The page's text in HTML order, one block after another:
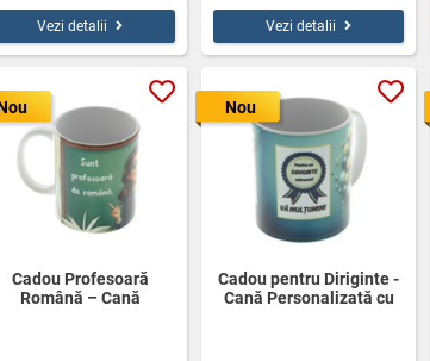
Vezi detalii Vezi detalii
Cadou Profesoară
Română – Cană
Cadou pentru Diriginte -
Cană Personalizată cu
Nou